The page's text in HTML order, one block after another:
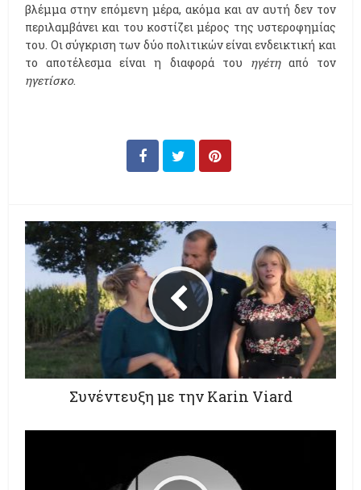
βλέμμα στην επόμενη μέρα, ακόμα και αν αυτή δεν τον
περιλαμβάνει και του κοστίζει μέρος της υστεροφημίας
του. Οι σύγκριση των δύο πολιτικών είναι ενδεικτική και
το αποτέλεσμα είναι η διαφορά του ηγέτηαπό τον
ηγετίσκο.
Συνέντευξη με την Karin Viard‏